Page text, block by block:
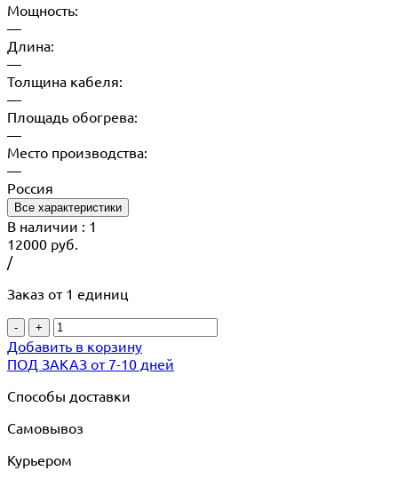
Мощность:
—
Длина:
—
Толщина кабеля:
—
Площадь обогрева:
—
Место производства:
—
Россия
Все характеристики
В наличии : 1
12000 руб.
/
Заказ от 1 единиц
- +
Добавить в корзину
ПОД ЗАКАЗ от 7-10 дней
Способы доставки
Самовывоз
Курьером